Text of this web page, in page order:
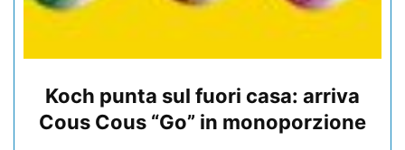
Koch punta sul fuori casa: arriva
Cous Cous “Go” in monoporzione